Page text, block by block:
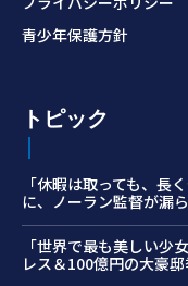
青少年保護方針
トピック
「休暇は取っても、長
に、ノーラン監督が漏
「世界で最も美しい
レス＆100億円の大豪